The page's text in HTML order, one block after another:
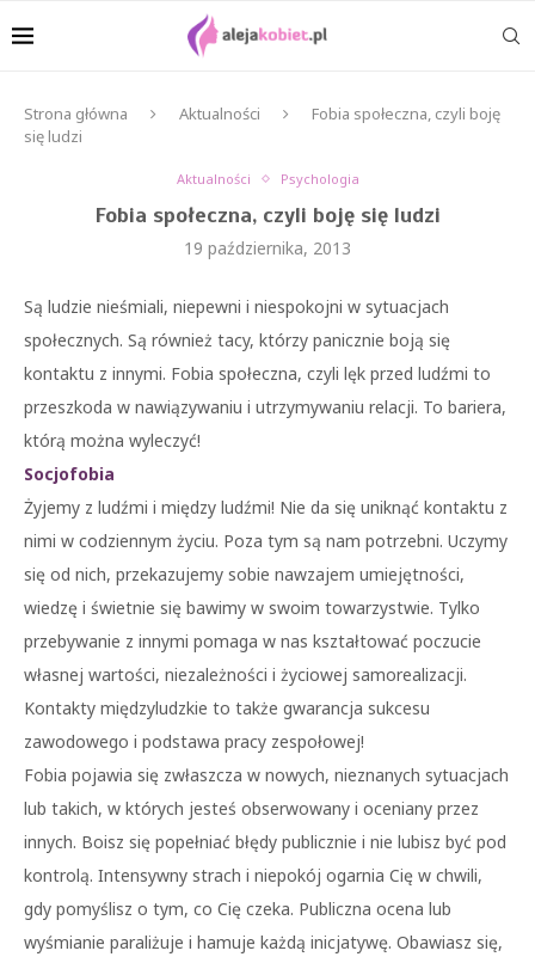
Strona główna Aktualności
Fobia społeczna, czyli boję
się ludzi
Aktualności Psychologia
Fobia społeczna, czyli boję się ludzi
19 października, 2013
Są ludzie nieśmiali, niepewni i niespokojni w sytuacjach
społecznych. Są również tacy, którzy panicznie boją się
kontaktu z innymi. Fobia społeczna, czyli lęk przed ludźmi to
przeszkoda w nawiązywaniu i utrzymywaniu relacji. To bariera,
którą można wyleczyć!
Socjofobia
Żyjemy z ludźmi i między ludźmi! Nie da się uniknąć kontaktu z
nimi w codziennym życiu. Poza tym są nam potrzebni. Uczymy
się od nich, przekazujemy sobie nawzajem umiejętności,
wiedzę i świetnie się bawimy w swoim towarzystwie. Tylko
przebywanie z innymi pomaga w nas kształtować poczucie
własnej wartości, niezależności i życiowej samorealizacji.
Kontakty międzyludzkie to także gwarancja sukcesu
zawodowego i podstawa pracy zespołowej!
Fobia pojawia się zwłaszcza w nowych, nieznanych sytuacjach
lub takich, w których jesteś obserwowany i oceniany przez
innych. Boisz się popełniać błędy publicznie i nie lubisz być pod
kontrolą. Intensywny strach i niepokój ogarnia Cię w chwili,
gdy pomyślisz o tym, co Cię czeka. Publiczna ocena lub
wyśmianie paraliżuje i hamuje każdą inicjatywę. Obawiasz się,